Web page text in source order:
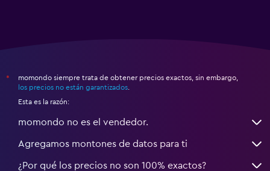
*
momondo siempre trata de obtener precios exactos, sin embargo,
los precios no están garantizados
Esta es la razón:
momondo no es el vendedor.
Agregamos montones de datos para ti
¿Por qué los precios no son 100% exactos?